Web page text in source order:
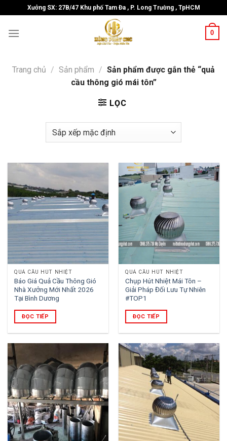
to
content
Xưởng SX: 27B/47 Khu phố Tam Đa , P. Long Trường , TpHCM
0
Trang chủ / Sản phẩm / Sản phẩm được gắn thẻ “quả
cầu thông gió mái tôn”
LỌC
QUẢ CẦU HÚT NHIỆT
Báo Giá Quả Cầu Thông Gió
Nhà Xưởng Mới Nhất 2026
Tại Bình Dương
ĐỌC TIẾP
QUẢ CẦU HÚT NHIỆT
Chụp Hút Nhiệt Mái Tôn –
Giải Pháp Đối Lưu Tự Nhiên
#TOP1
ĐỌC TIẾP